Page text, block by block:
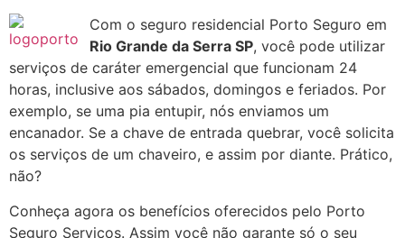
Com o seguro residencial Porto Seguro em
Rio Grande da Serra SP, você pode utilizar
serviços de caráter emergencial que funcionam 24
horas, inclusive aos sábados, domingos e feriados. Por
exemplo, se uma pia entupir, nós enviamos um
encanador. Se a chave de entrada quebrar, você solicita
os serviços de um chaveiro, e assim por diante. Prático,
não?
Conheça agora os benefícios oferecidos pelo Porto
Seguro Serviços. Assim você não garante só o seu